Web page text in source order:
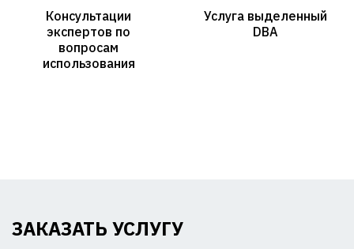
Консультации
экспертов по
вопросам
использования
Услуга выделенный
DBA
ЗАКАЗАТЬ УСЛУГУ